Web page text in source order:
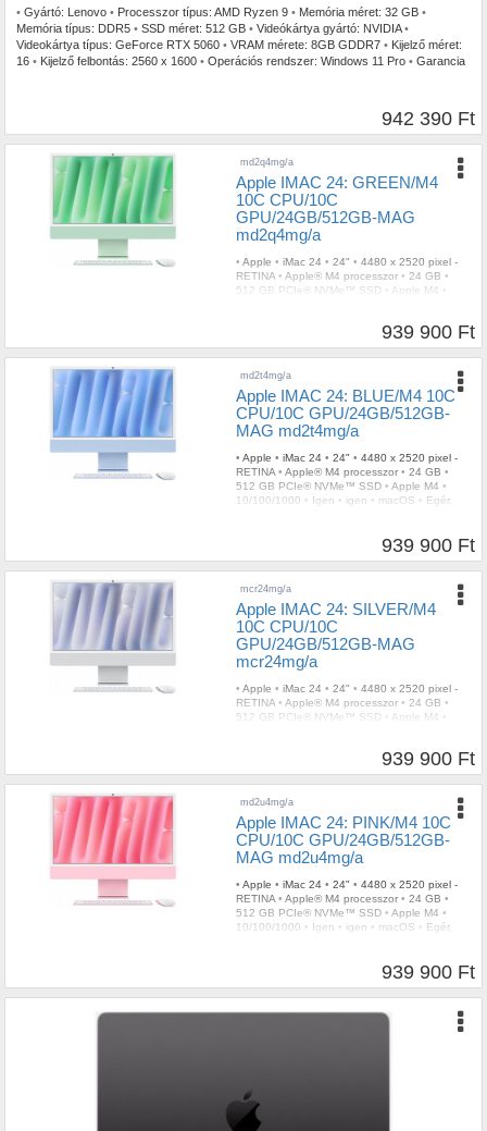
• Gyártó: Lenovo • Processzor típus: AMD Ryzen 9 • Memória méret: 32 GB •
Memória típus: DDR5 • SSD méret: 512 GB • Videókártya gyártó: NVIDIA •
Videokártya típus: GeForce RTX 5060 • VRAM mérete: 8GB GDDR7 • Kijelző méret:
16 • Kijelző felbontás: 2560 x 1600 • Operációs rendszer: Windows 11 Pro • Garancia
942 390 Ft
md2q4mg/a
Apple IMAC 24: GREEN/M4
10C CPU/10C
GPU/24GB/512GB-MAG
md2q4mg/a
• Apple • iMac 24 • 24" • 4480 x 2520 pixel -
RETINA • Apple® M4 processzor • 24 GB •
512 GB PCIe® NVMe™ SSD
Apple M4
939 900 Ft
md2t4mg/a
Apple IMAC 24: BLUE/M4 10C
CPU/10C GPU/24GB/512GB-
MAG md2t4mg/a
• Apple • iMac 24 • 24" • 4480 x 2520 pixel -
RETINA • Apple® M4 processzor • 24 GB •
512 GB PCIe® NVMe™ SSD • Apple M4 •
10/100/1000 • Igen • igen • macOS • Egér,
939 900 Ft
mcr24mg/a
Apple IMAC 24: SILVER/M4
10C CPU/10C
GPU/24GB/512GB-MAG
mcr24mg/a
• Apple • iMac 24 • 24" • 4480 x 2520 pixel -
RETINA • Apple® M4 processzor • 24 GB •
512 GB PCIe® NVMe™ SSD
Apple M4
939 900 Ft
md2u4mg/a
Apple IMAC 24: PINK/M4 10C
CPU/10C GPU/24GB/512GB-
MAG md2u4mg/a
• Apple • iMac 24 • 24" • 4480 x 2520 pixel -
RETINA • Apple® M4 processzor • 24 GB •
512 GB PCIe® NVMe™ SSD • Apple M4 •
10/100/1000 • Igen • igen • macOS • Egér,
939 900 Ft